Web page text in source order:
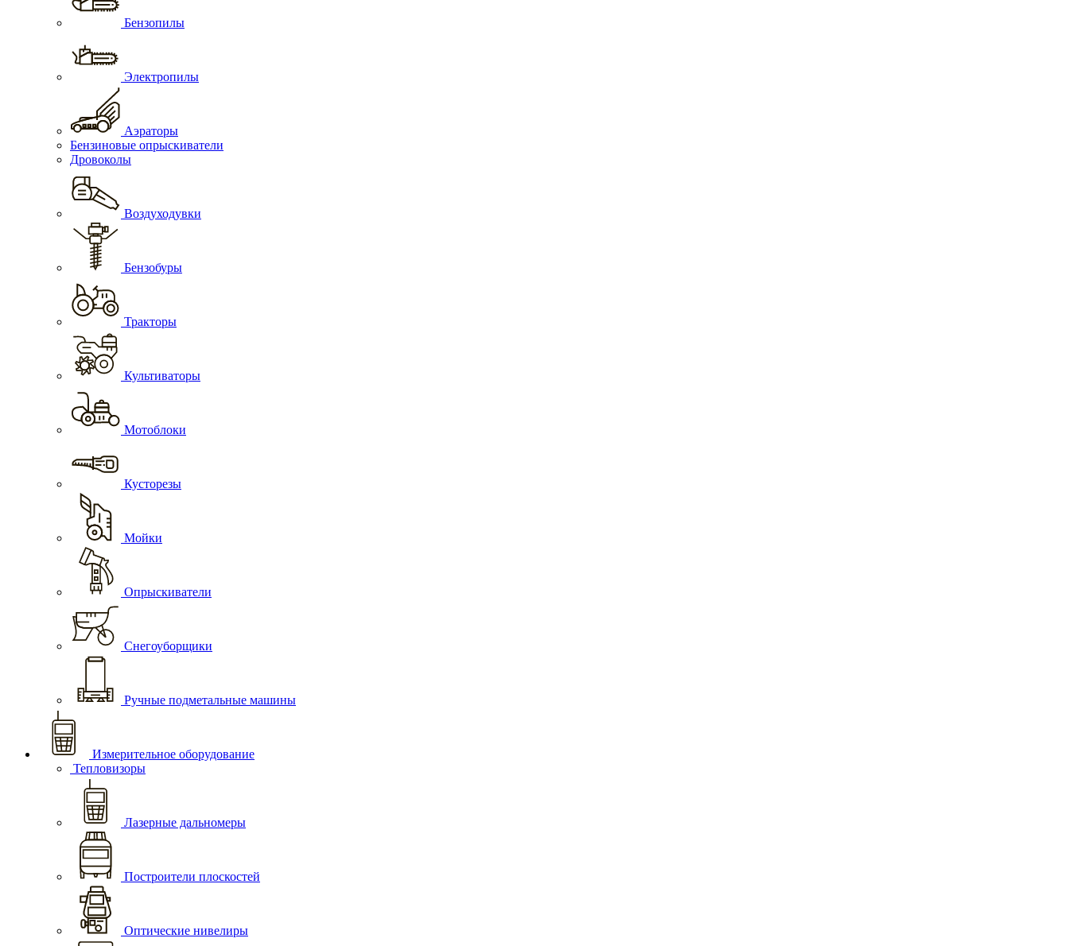
Бензопилы
Электропилы
Аэраторы
Бензиновые опрыскиватели
Дровоколы
Воздуходувки
Бензобуры
Тракторы
Культиваторы
Мотоблоки
Кусторезы
Мойки
Опрыскиватели
Снегоуборщики
Ручные подметальные машины
Измерительное оборудование
Тепловизоры
Лазерные дальномеры
Построители плоскостей
Оптические нивелиры